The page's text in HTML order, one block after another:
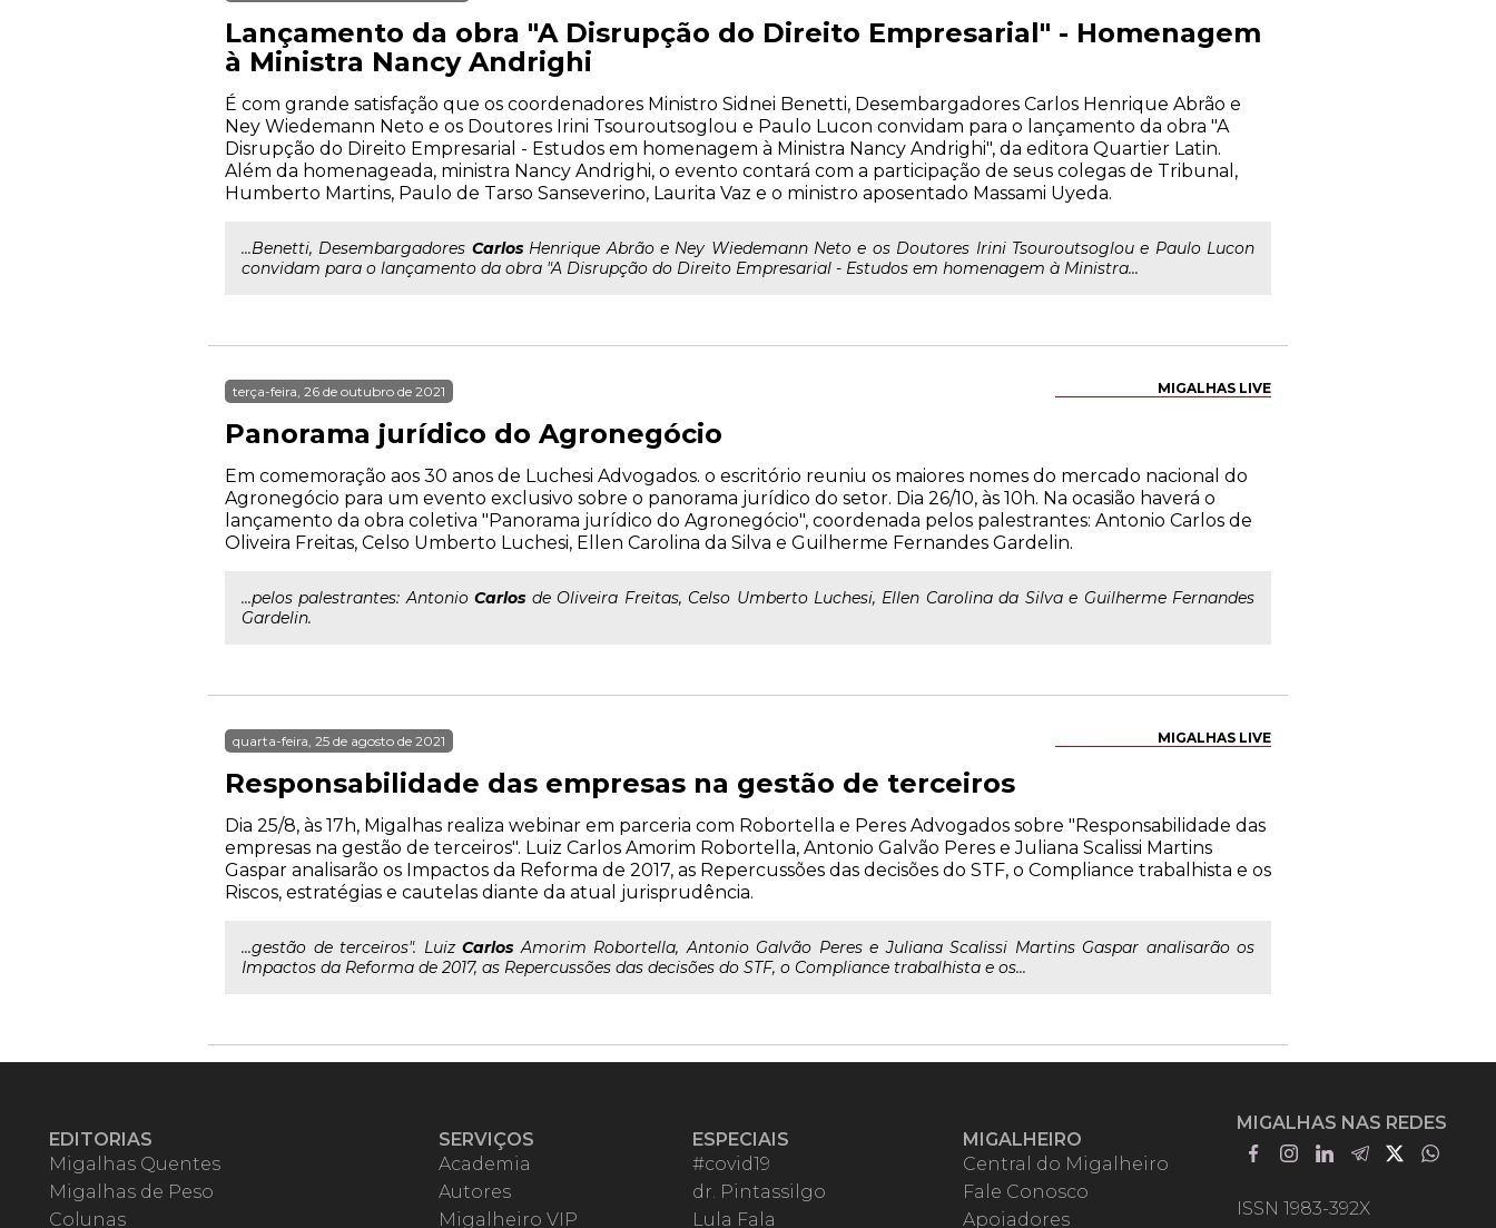
Lançamento da obra "A Disrupção do Direito Empresarial" - Homenagem
à Ministra Nancy Andrighi
É com grande satisfação que os coordenadores Ministro Sidnei Benetti, Desembargadores Carlos Henrique Abrão e
Ney Wiedemann Neto e os Doutores Irini Tsouroutsoglou e Paulo Lucon convidam para o lançamento da obra "A
Disrupção do Direito Empresarial - Estudos em homenagem à Ministra Nancy Andrighi", da editora Quartier Latin.
Além da homenageada, ministra Nancy Andrighi, o evento contará com a participação de seus colegas de Tribunal,
Humberto Martins, Paulo de Tarso Sanseverino, Laurita Vaz e o ministro aposentado Massami Uyeda.
...Benetti, Desembargadores CarlosHenrique Abrão e Ney Wiedemann Neto e os Doutores Irini Tsouroutsoglou e Paulo Lucon
convidam para o lançamento da obra "A Disrupção do Direito Empresarial - Estudos em homenagem à Ministra...
MIGALHAS LIVE
terça-feira, 26 de outubro de 2021
Panorama jurídico do Agronegócio
Em comemoração aos 30 anos de Luchesi Advogados. o escritório reuniu os maiores nomes do mercado nacional do
Agronegócio para um evento exclusivo sobre o panorama jurídico do setor. Dia 26/10, às 10h. Na ocasião haverá o
lançamento da obra coletiva "Panorama jurídico do Agronegócio", coordenada pelos palestrantes: Antonio Carlos de
Oliveira Freitas, Celso Umberto Luchesi, Ellen Carolina da Silva e Guilherme Fernandes Gardelin.
...pelos palestrantes: AntonioCarlos de Oliveira Freitas, Celso Umberto Luchesi, Ellen Carolina da Silva e Guilherme Fernandes
Gardelin.
MIGALHAS LIVE
quarta-feira, 25 de agosto de 2021
Responsabilidade das empresas na gestão de terceiros
Dia 25/8, às 17h, Migalhas realiza webinar em parceria com Robortella e Peres Advogados sobre "Responsabilidade das
empresas na gestão de terceiros". Luiz Carlos Amorim Robortella, Antonio Galvão Peres e Juliana Scalissi Martins
Gaspar analisarão os Impactos da Reforma de 2017, as Repercussões das decisões do STF, o Compliance trabalhista e os
Riscos, estratégias e cautelas diante da atual jurisprudência.
...gestão de terceiros". Luiz Carlos Amorim Robortella, Antonio Galvão Peres e Juliana Scalissi Martins Gaspar analisarão os
Impactos da Reforma de 2017, as Repercussões das decisões do STF, o Compliance trabalhista e os...
EDITORIAS
Migalhas Quentes
Migalhas de Peso
Colunas
SERVIÇOS
Academia
Autores
Migalheiro VIP
ESPECIAIS
#covid19
dr. Pintassilgo
Lula Fala
MIGALHEIRO
Central do Migalheiro
Fale Conosco
Apoiadores
MIGALHAS NAS REDES
ISSN 1983-392X